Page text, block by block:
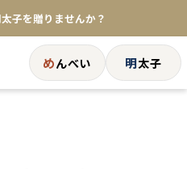
子を贈りませんか？
念商品が登場★
】ポストイン！めんべい
めんべい 明太子